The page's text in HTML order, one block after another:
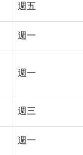
週五
週一
週一
週三
週一